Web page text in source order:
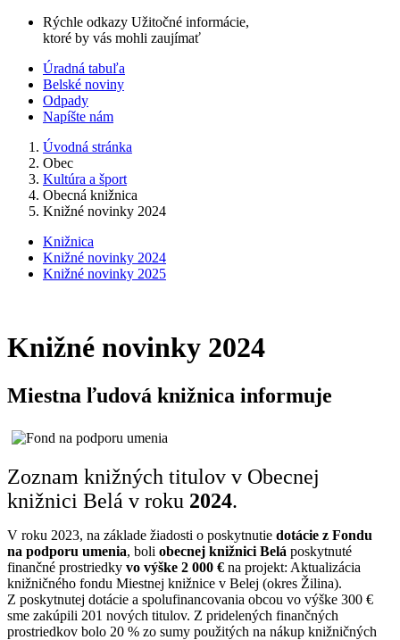
Rýchle odkazy Užitočné informácie,
ktoré by vás mohli zaujímať
Úradná tabuľa
Belské noviny
Odpady
Napíšte nám
Úvodná stránka
Obec
Kultúra a šport
Obecná knižnica
Knižné novinky 2024
Knižnica
Knižné novinky 2024
Knižné novinky 2025
Knižné novinky 2024
Miestna ľudová knižnica informuje
Zoznam knižných titulov v Obecnej
knižnici Belá v roku 2024.
V roku 2023, na základe žiadosti o poskytnutie dotácie z Fondu
na podporu umenia, boli obecnej knižnici Belá poskytnuté
finančné prostriedky vo výške 2 000 € na projekt: Aktualizácia
knižničného fondu Miestnej knižnice v Belej (okres Žilina).
Z poskytnutej dotácie a spolufinancovania obcou vo výške 300 €
sme zakúpili 201 nových titulov. Z pridelených finančných
prostriedkov bolo 20 % zo sumy použitých na nákup knižničných